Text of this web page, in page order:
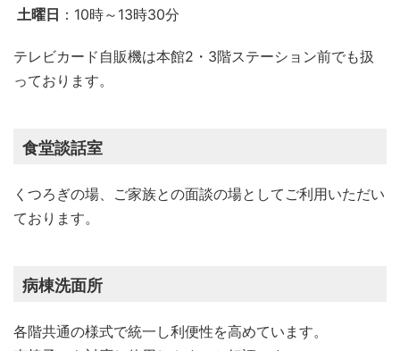
土曜日 ：10時～13時30分
テレビカード自販機は本館2・3階ステーション前でも扱
っております。
食堂談話室
くつろぎの場、ご家族との面談の場としてご利用いただい
ております。
病棟洗面所
各階共通の様式で統一し利便性を高めています。